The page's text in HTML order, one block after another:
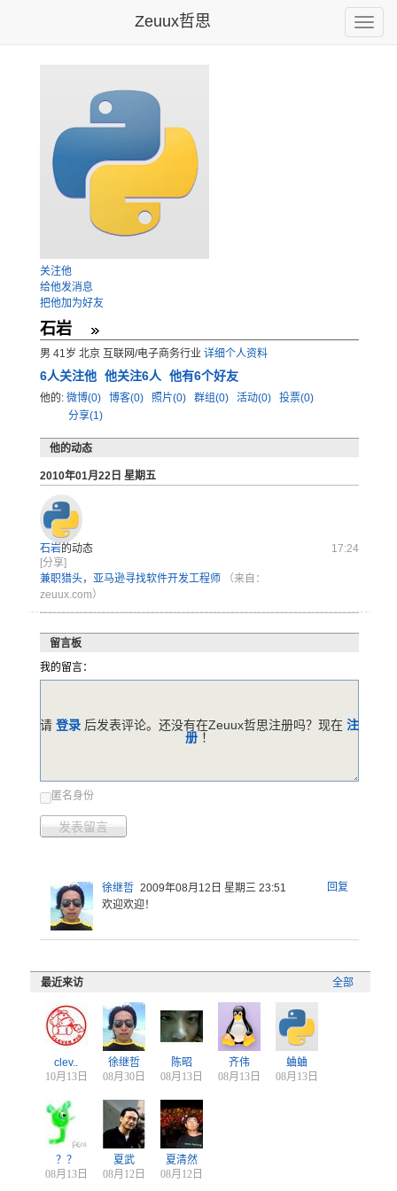
Toggle
Zeuux哲思
关注他
给他发消息
把他加为好友
石岩
男 41岁 北京 互联网/电子商务行业 详细个人资料
6人关注他 他关注6人 他有6个好友
他的: 微博(0) 博客(0) 照片(0) 群组(0) 活动(0)
投票(0)
分享(1)
他的动态
2010年01月22日 星期五
石岩的动态
17:24
[分享]
兼职猎头，亚马逊寻找软件开发工程师
（来自：
zeuux.com）
留言板
我的留言：
匿名身份
发表留言
请 登录 后发表评论。还没有在Zeuux哲思注册吗？现在 注
册 ！
回复
徐继哲 2009年08月12日 星期三 23:51
欢迎欢迎！
全部
最近来访
clev..
10月13日
徐继哲
08月30日
陈昭
08月13日
齐伟
08月13日
蛐蛐
08月13日
？？
08月13日
夏武
08月12日
夏清然
08月12日